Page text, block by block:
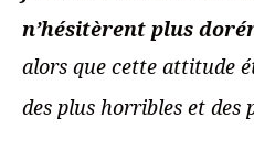
n’hésitèrent plus
alors que cette attitude
des plus horribles et des